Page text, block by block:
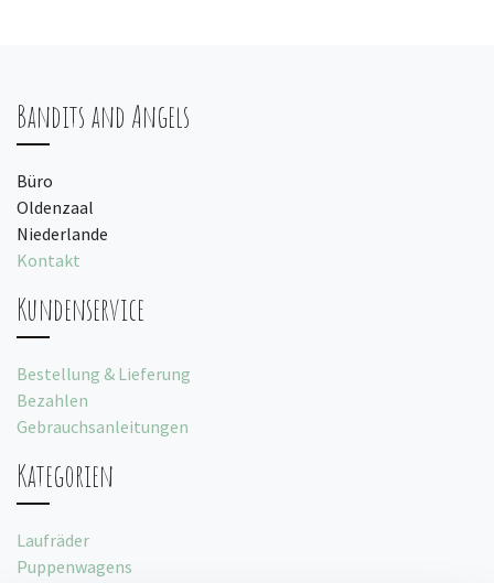
Bandits and Angels
Büro
Oldenzaal
Niederlande
Kontakt
Kundenservice
Bestellung & Lieferung
Bezahlen
Gebrauchsanleitungen
Kategorien
Laufräder
Puppenwagens